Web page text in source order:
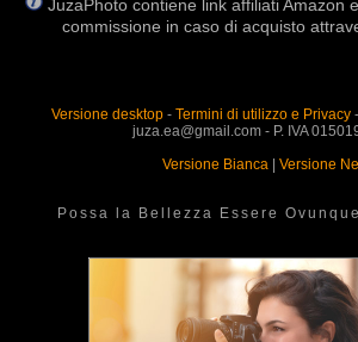
JuzaPhoto contiene link affiliati Amazon
commissione in caso di acquisto
Versione desktop- Termini di utilizzo e Privacy-
juza.ea@gmail.com - P. IVA
Versione Bianca | Versione
Possa la Bellezza Essere